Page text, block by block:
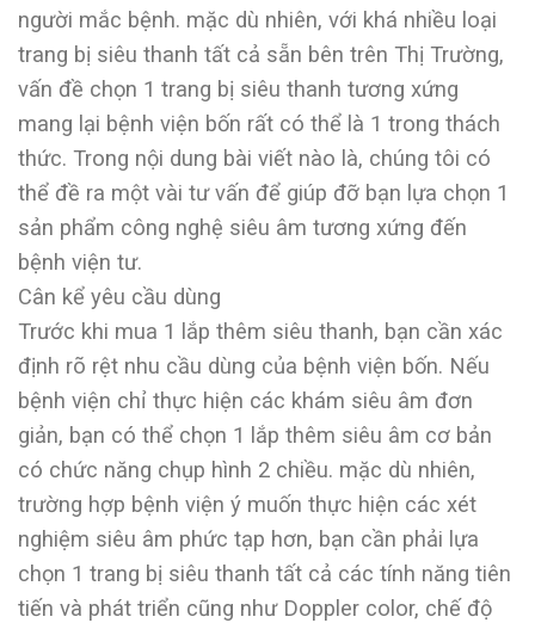
người mắc bệnh. mặc dù nhiên, với khá nhiều loại
trang bị siêu thanh tất cả sẵn bên trên Thị Trường,
vấn đề chọn 1 trang bị siêu thanh tương xứng
mang lại bệnh viện bốn rất có thể là 1 trong thách
thức. Trong nội dung bài viết nào là, chúng tôi có
thể đề ra một vài tư vấn để giúp đỡ bạn lựa chọn 1
sản phẩm công nghệ siêu âm tương xứng đến
bệnh viện tư.
Cân kể yêu cầu dùng
Trước khi mua 1 lắp thêm siêu thanh, bạn cần xác
định rõ rệt nhu cầu dùng của bệnh viện bốn. Nếu
bệnh viện chỉ thực hiện các khám siêu âm đơn
giản, bạn có thể chọn 1 lắp thêm siêu âm cơ bản
có chức năng chụp hình 2 chiều. mặc dù nhiên,
trường hợp bệnh viện ý muốn thực hiện các xét
nghiệm siêu âm phức tạp hơn, bạn cần phải lựa
chọn 1 trang bị siêu thanh tất cả các tính năng tiên
tiến và phát triển cũng như Doppler color, chế độ